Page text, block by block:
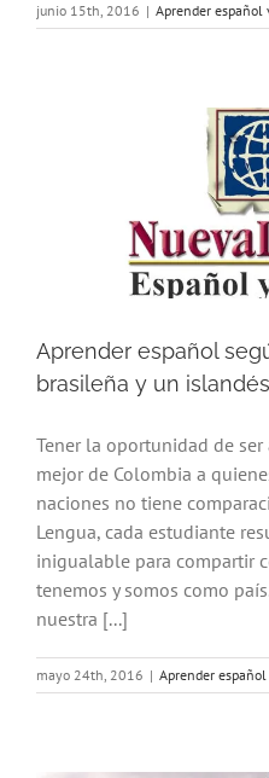
junio 15th, 2016 | Aprender español
Aprender español
brasileña y un islandés
Tener la oportunidad de
mejor de Colombia a
naciones no tiene
Lengua, cada estudiante
inigualable para compartir
tenemos y somos como
nuestra [...]
mayo 24th, 2016 | Aprender